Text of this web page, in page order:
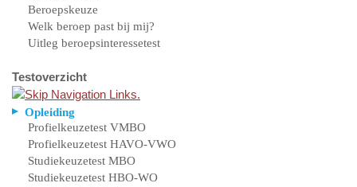
Beroepskeuze
Welk beroep past bij mij?
Uitleg beroepsinteressetest
Testoverzicht
Opleiding
Profielkeuzetest VMBO
Profielkeuzetest HAVO-VWO
Studiekeuzetest MBO
Studiekeuzetest HBO-WO